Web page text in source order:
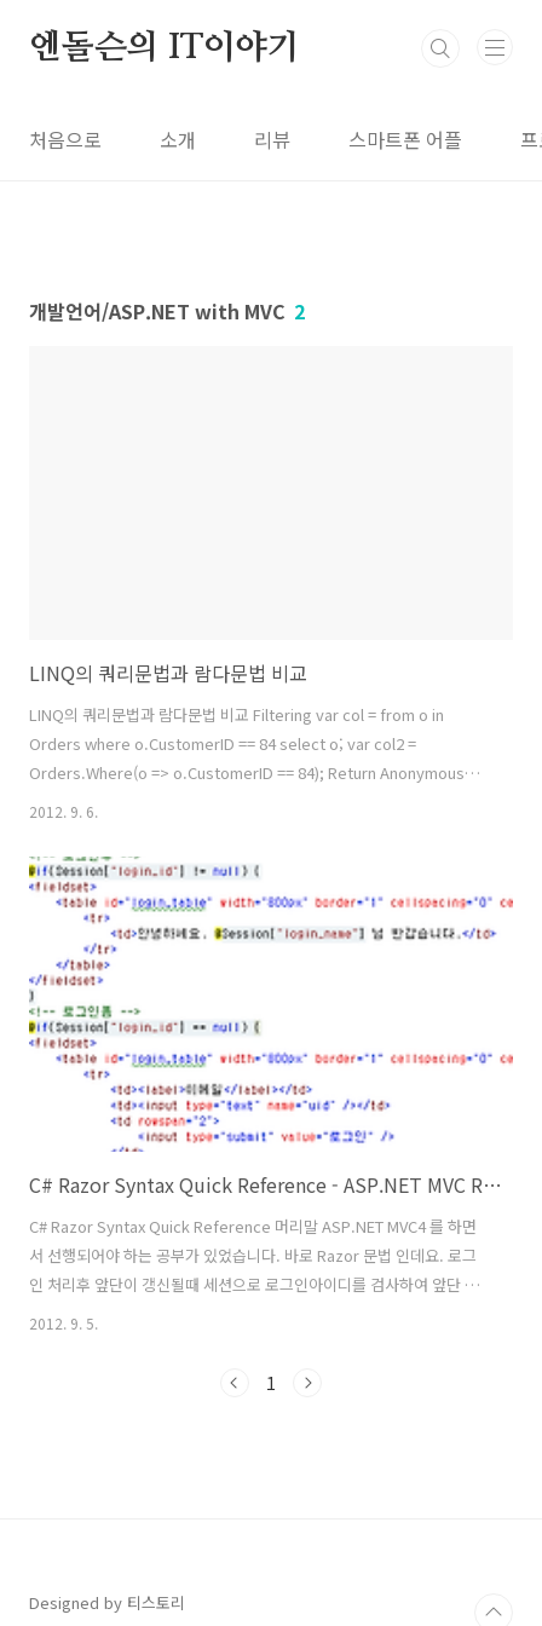
엔돌슨의 IT이야기
처음으로 소개 리뷰 스마트폰 어플
개발언어/ASP.NET with MVC 2
LINQ의 쿼리문법과 람다문법 비교
LINQ의 쿼리문법과 람다문법 비교 Filtering var col = from o in
Orders where o.CustomerID == 84 select o; var col2 =
Orders.Where(o => o.CustomerID == 84); Return Anonymous
Type var col = from o in orders select new { OrderID =
OrderID = o.OrderID, Cost = o.Cost } ); Ordering var col = from
o in orders orderby o.Cost ascending select o; var col2 ..
2012. 9. 6.
C# Razor Syntax Quick Reference - ASP.NET MVC Razor 문법
C# Razor Syntax Quick Reference 머리말 ASP.NET MVC4 를 하면
서 선행되어야 하는 공부가 있었습니다. 바로 Razor 문법 인데요. 로그
인 처리후 앞단이 갱신될때 세션으로 로그인아이디를 검사하여 앞단 디
자인을 갱신시에도 보여주어야 하는 것으로 지정을 해야 했는 데요. 기존
@으로 처리할 수 있었습니다. Index.cshtml 앞단 작성하기 로그인 전
2012. 9. 5.
1
Designed by 티스토리